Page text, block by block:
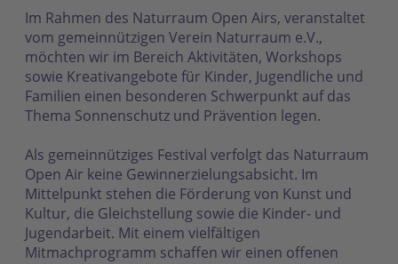
Im Rahmen des Naturraum Open Airs, veranstaltet
vom gemeinnützigen Verein Naturraum e.V.,
möchten wir im Bereich Aktivitäten, Workshops
sowie Kreativangebote für Kinder, Jugendliche und
Familien einen besonderen Schwerpunkt auf das
Thema Sonnenschutz und Prävention legen.
Als gemeinnütziges Festival verfolgt das Naturraum
Open Air keine Gewinnerzielungsabsicht. Im
Mittelpunkt stehen die Förderung von Kunst und
Kultur, die Gleichstellung sowie die Kinder- und
Jugendarbeit. Mit einem vielfältigen
Mitmachprogramm schaffen wir einen offenen